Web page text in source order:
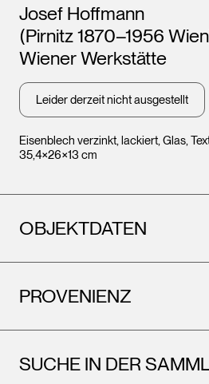
Eisenblech verzinkt, lackiert, Glas,
35,4×26×13 cm
Künstler*innen
Josef Hoffmann
(Pirnitz 1870–1956
Wiener Werkstätte
Leider derzeit nicht ausgestellt
OBJEKTDATEN
PROVENIENZ
SUCHE IN DER